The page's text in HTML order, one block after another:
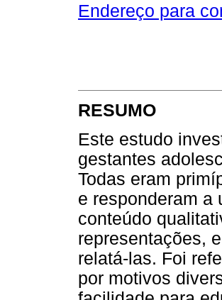
Endereço para
RESUMO
Este estudo
gestantes
Todas eram
e responderam a
conteúdo
representações,
relatá-las. Foi
por motivos